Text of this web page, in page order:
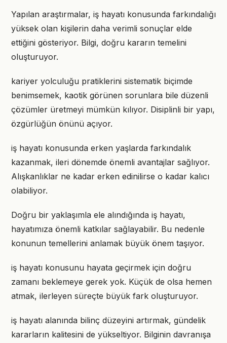
Yapılan araştırmalar, iş hayatı konusunda farkındalığı
yüksek olan kişilerin daha verimli sonuçlar elde
ettiğini gösteriyor. Bilgi, doğru kararın temelini
oluşturuyor.
kariyer yolculuğu pratiklerini sistematik biçimde
benimsemek, kaotik görünen sorunlara bile düzenli
çözümler üretmeyi mümkün kılıyor. Disiplinli bir yapı,
özgürlüğün önünü açıyor.
iş hayatı konusunda erken yaşlarda farkındalık
kazanmak, ileri dönemde önemli avantajlar sağlıyor.
Alışkanlıklar ne kadar erken edinilirse o kadar kalıcı
olabiliyor.
Doğru bir yaklaşımla ele alındığında iş hayatı,
hayatımıza önemli katkılar sağlayabilir. Bu nedenle
konunun temellerini anlamak büyük önem taşıyor.
iş hayatı konusunu hayata geçirmek için doğru
zamanı beklemeye gerek yok. Küçük de olsa hemen
atmak, ilerleyen süreçte büyük fark oluşturuyor.
iş hayatı alanında bilinç düzeyini artırmak, gündelik
kararların kalitesini de yükseltiyor. Bilginin davranışa